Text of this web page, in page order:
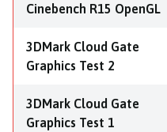
Cinebench R15 OpenGL
3DMark Cloud Gate
Graphics Test 2
3DMark Cloud Gate
Graphics Test 1